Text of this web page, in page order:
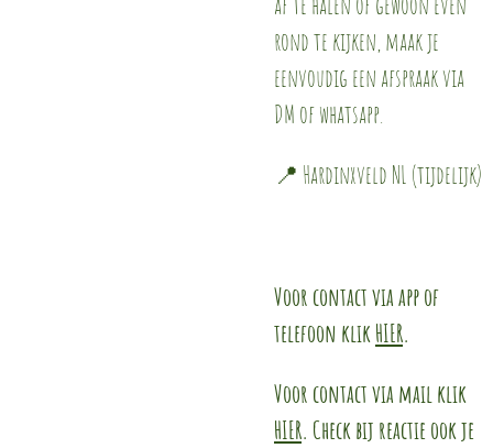
rond te kijken, maak je
eenvoudig een afspraak via
DM of whatsapp.
📍 Hardinxveld NL (tijdelijk)
Voor contact via app of
telefoon klik HIER.
Voor contact via mail klik
HIER. Check bij reactie ook je